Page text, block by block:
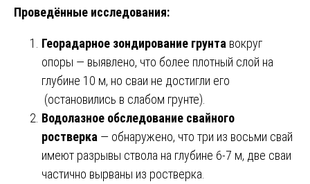
Проведённые исследования:
Георадарное зондирование грунта вокруг
опоры — выявлено, что более плотный слой на
глубине 10 м, но сваи не достигли его
(остановились в слабом грунте).
Водолазное обследование свайного
ростверка — обнаружено, что три из восьми свай
имеют разрывы ствола на глубине 6-7 м, две сваи
частично вырваны из ростверка.